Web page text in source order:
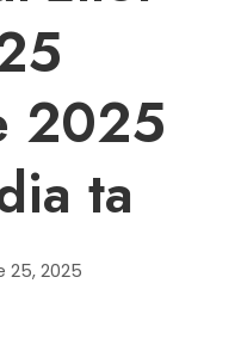
2025
ta
25, 2025